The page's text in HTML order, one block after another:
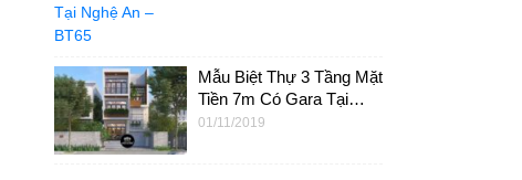
Mẫu Biệt Thự 3 Tầng Mặt
Tiền 7m Có Gara Tại
Vũng Tàu – BT25
01/11/2019